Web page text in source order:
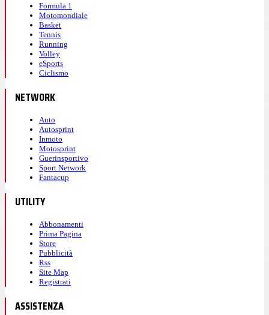
Formula 1
Motomondiale
Basket
Tennis
Running
Volley
eSports
Ciclismo
NETWORK
Auto
Autosprint
Inmoto
Motosprint
Guerinsportivo
Sport Network
Fantacup
UTILITY
Abbonamenti
Prima Pagina
Store
Pubblicità
Rss
Site Map
Registrati
ASSISTENZA